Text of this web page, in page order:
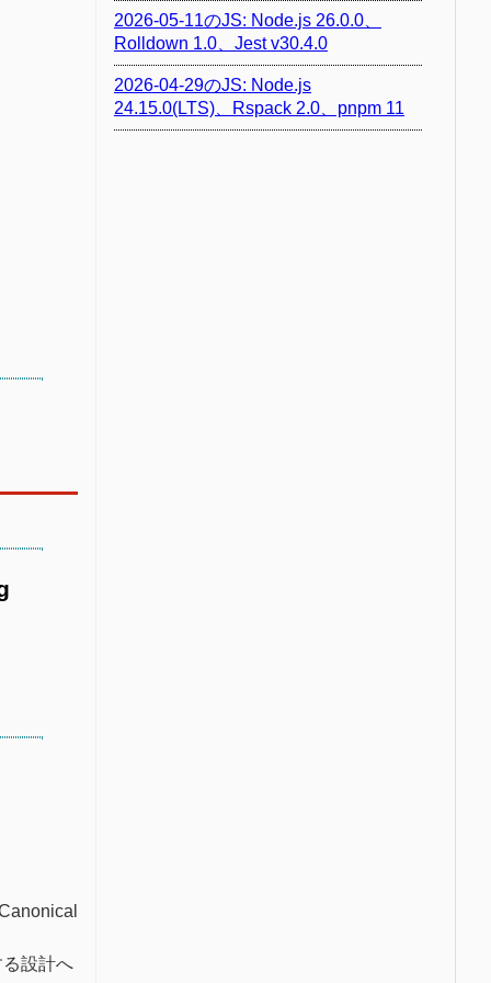
設計へ
2026-05-11のJS: Node.js 26.0.0、
Rolldown 1.0、Jest v30.4.0
2026-04-29のJS: Node.js
24.15.0(LTS)、Rspack 2.0、pnpm 11